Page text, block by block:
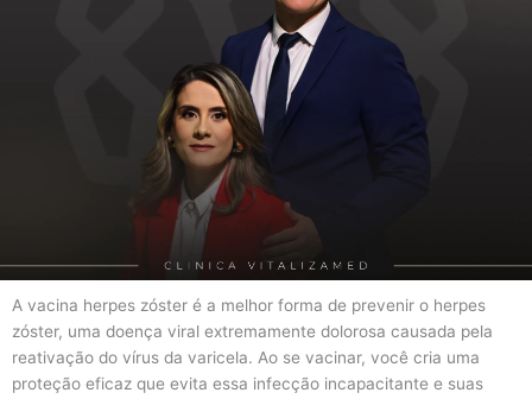
A vacina herpes zóster é a melhor forma de prevenir o herpes
zóster, uma doença viral extremamente dolorosa causada pela
reativação do vírus da varicela. Ao se vacinar, você cria uma
proteção eficaz que evita essa infecção incapacitante e suas